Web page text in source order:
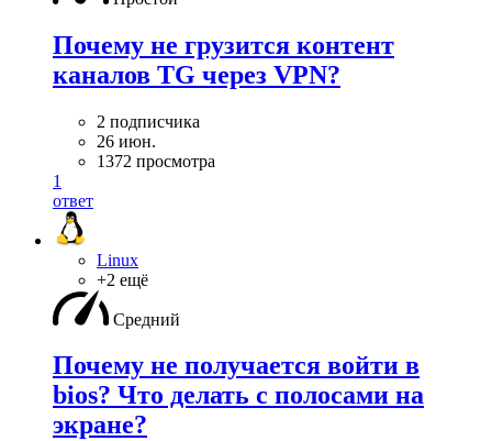
Почему не грузится контент
каналов TG через VPN?
2 подписчика
26 июн.
1372 просмотра
1
ответ
Linux
+2 ещё
Средний
Почему не получается войти в
bios? Что делать с полосами на
экране?